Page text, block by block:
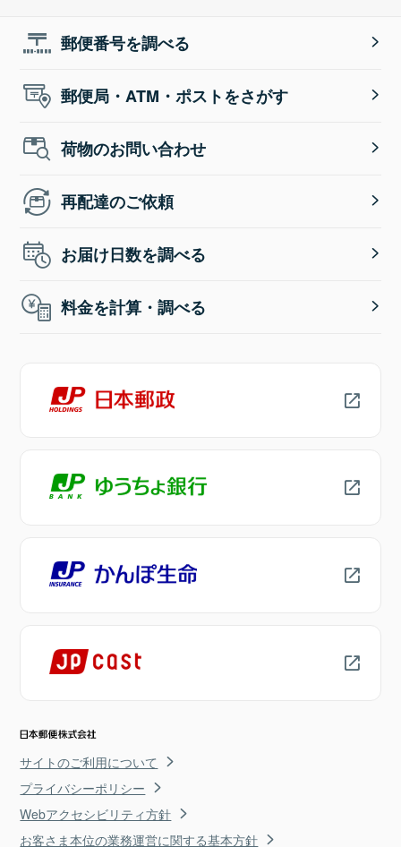
郵便番号を調べる
郵便局・ATM・ポストをさがす
荷物のお問い合わせ
再配達のご依頼
お届け日数を調べる
料金を計算・調べる
サイトのご利用について
プライバシーポリシー
Webアクセシビリティ方針
お客さま本位の業務運営に関する基本方針